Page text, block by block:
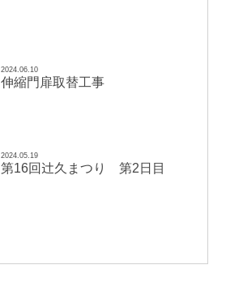
2024.06.10
伸縮門扉取替工事
2024.05.19
第16回辻久まつり 第2日目